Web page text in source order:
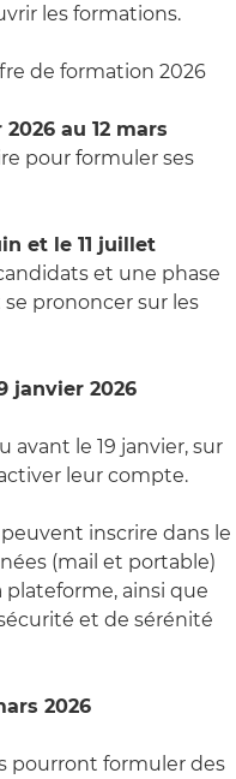
les formations.
de formation 2026
au 12 mars
pour formuler ses
et le 11 juillet
et une phase
prononcer sur les
janvier 2026
avant le 19 janvier, sur
leur compte.
inscrire dans le
(mail et portable)
plateforme, ainsi que
et de sérénité
2026
pourront formuler des